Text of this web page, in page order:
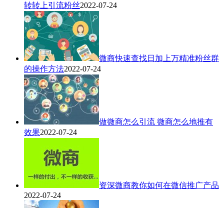
转转上引流粉丝2022-07-24
微商快速查找日加上万精准粉丝群
的操作方法2022-07-24
做微商怎么引流 微商怎么地推有
效果2022-07-24
资深微商教你如何在微信推广产品
2022-07-24